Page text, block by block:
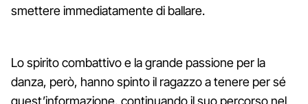
smettere immediatamente di ballare.
Lo spirito combattivo e la grande passione per la
danza, però, hanno spinto il ragazzo a tenere per sé
quest’informazione, continuando il suo percorso nel